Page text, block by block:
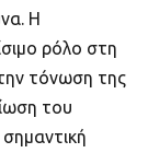
Η
ρόλο στη
τόνωση της
του